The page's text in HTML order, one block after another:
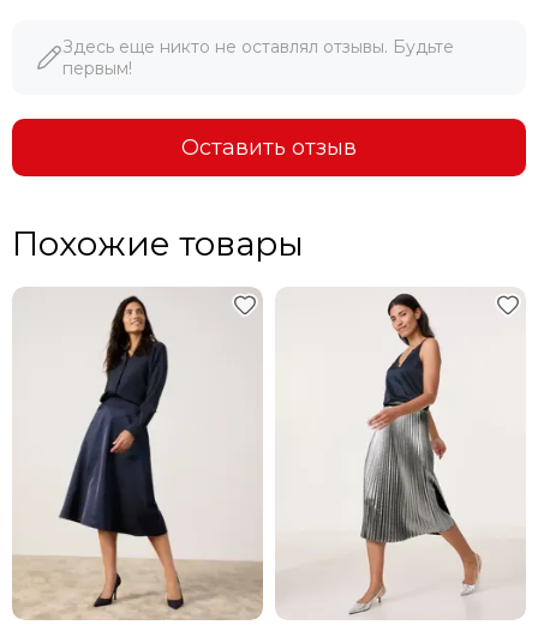
Здесь еще никто не оставлял отзывы. Будьте
первым!
Оставить отзыв
Похожие товары